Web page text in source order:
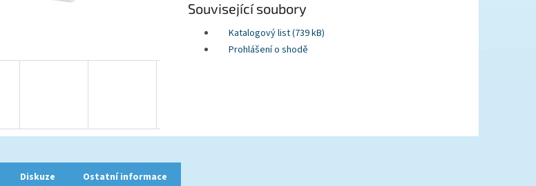
Související soubory
Katalogový list (739 kB)
Prohlášení o shodě
Diskuze Ostatní informace